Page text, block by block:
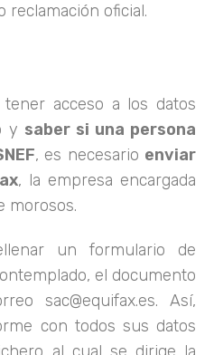
reclamación oficial.
acceso a los datos
y saber si una persona
, es necesario enviar
, la empresa encargada
morosos.
un formulario de
el documento
sac@equifax.es. Así,
con todos sus datos